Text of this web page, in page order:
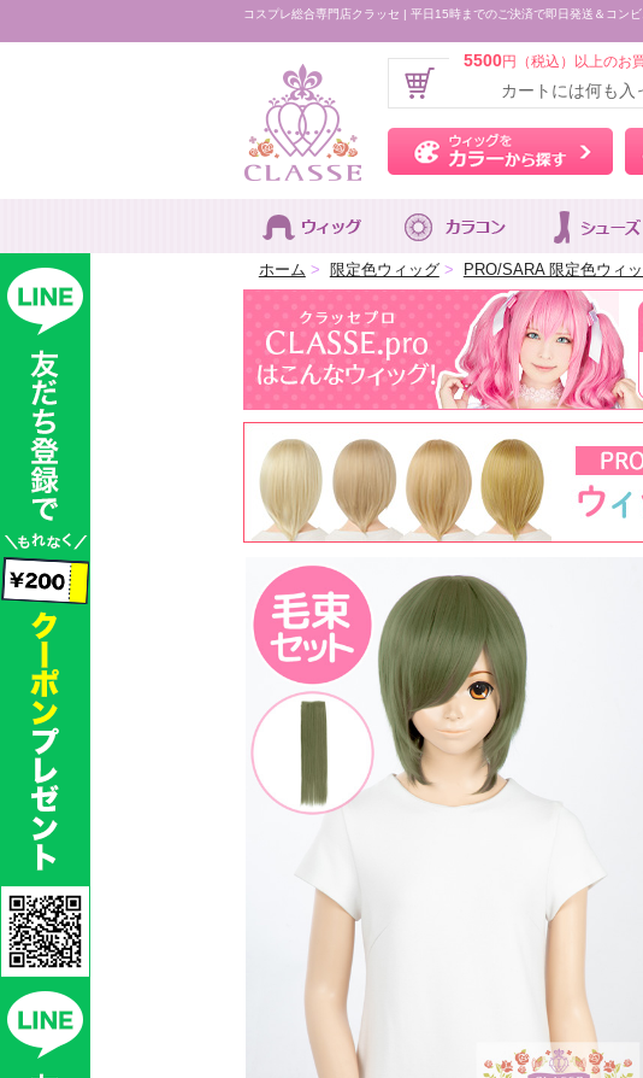
コスプレ総合専門店クラッセ | 平日15時までのご決済で即日発送＆コン
5500円（税込）以上のお
カートには何も入
ホーム > 限定色ウィッグ > PRO/SARA 限定色ウィ